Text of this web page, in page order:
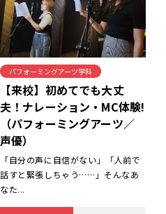
パフォーミングアーツ学科
【来校】初めてでも大丈
夫！ナレーション・MC体験!
（パフォーミングアーツ／
声優）
「自分の声に自信がない」「人前で
話すと緊張しちゃう……」そんなあ
なた...